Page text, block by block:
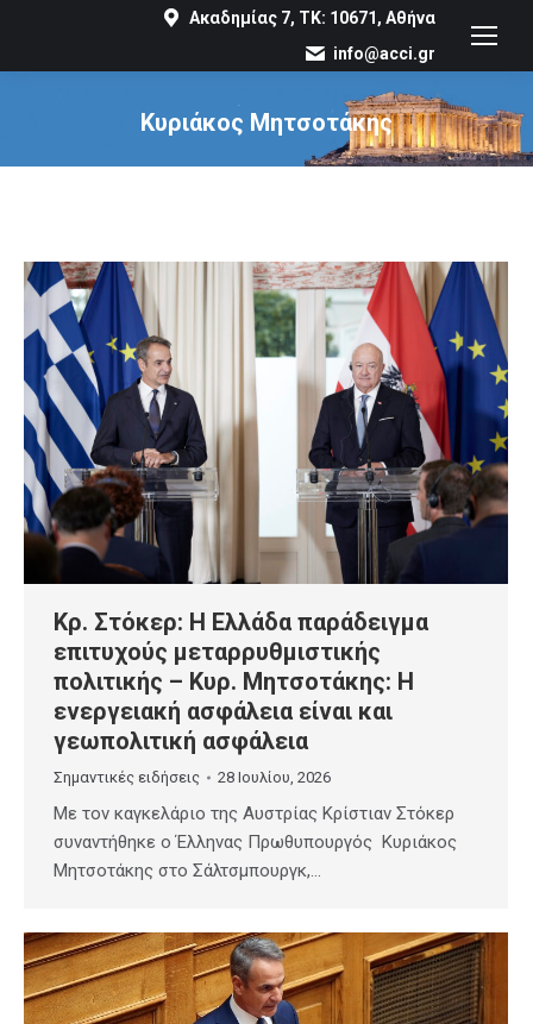
Ακαδημίας 7, ΤΚ: 10671, Αθήνα
info@acci.gr
Κυριάκος Μητσοτάκης
You are here:
Κρ. Στόκερ: Η Ελλάδα παράδειγμα
επιτυχούς μεταρρυθμιστικής
πολιτικής – Κυρ. Μητσοτάκης: Η
ενεργειακή ασφάλεια είναι και
γεωπολιτική ασφάλεια
Σημαντικές ειδήσεις 28 Ιουλίου, 2026
Με τον καγκελάριο της Αυστρίας Κρίστιαν Στόκερ
συναντήθηκε ο Έλληνας Πρωθυπουργός Κυριάκος
Μητσοτάκης στο Σάλτσμπουργκ,…